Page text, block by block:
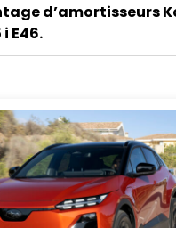
d’amortisseurs
E46.